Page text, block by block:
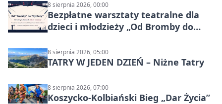
8 sierpnia 2026, 00:00
Bezpłatne warsztaty teatralne dla
dzieci i młodzieży „Od Bromby do
8 sierpnia 2026, 05:00
TATRY W JEDEN DZIEŃ – Niżne Tatry
8 sierpnia 2026, 07:00
Koszycko-Kolbiański Bieg „Dar Życia”